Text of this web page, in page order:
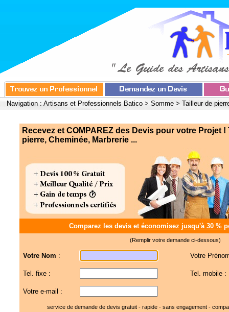
Navigation : Artisans et Professionnels Batico > Somme > Tailleur de
Recevez et COMPAREZ des Devis pour votre Projet !
pierre, Cheminée, Marbrerie ...
Comparez les devis et économisez jusqu'à 30 %
(Remplir votre demande ci-dessous)
Votre Nom : Votre
Tel. fixe : Tel. mobile :
Votre e-mail :
service de demande de devis gratuit - rapide - sans engagement -